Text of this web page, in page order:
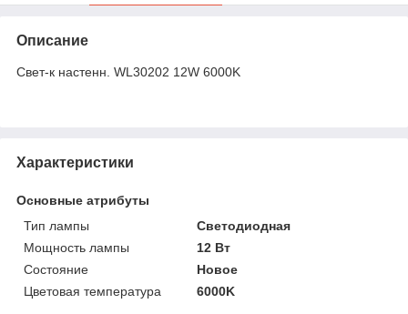
Описание
Свет-к настенн. WL30202 12W 6000K
Характеристики
Основные атрибуты
Тип лампы
Светодиодная
Мощность лампы
12 Вт
Состояние
Новое
Цветовая температура
6000K